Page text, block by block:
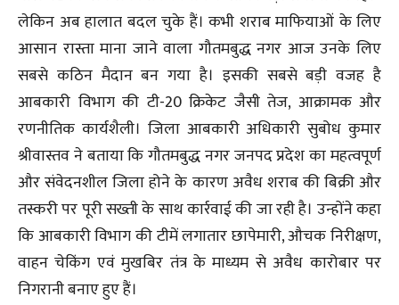
लेकिन अब हालात बदल चुके हैं। कभी शराब माफियाओं के लिए
आसान रास्ता माना जाने वाला गौतमबुद्ध नगर आज उनके लिए
सबसे कठिन मैदान बन गया है। इसकी सबसे बड़ी वजह है
आबकारी विभाग की टी-20 क्रिकेट जैसी तेज, आक्रामक और
रणनीतिक कार्यशैली। जिला आबकारी अधिकारी सुबोध कुमार
श्रीवास्तव ने बताया कि गौतमबुद्ध नगर जनपद प्रदेश का महत्वपूर्ण
और संवेदनशील जिला होने के कारण अवैध शराब की बिक्री और
तस्करी पर पूरी सख्ती के साथ कार्रवाई की जा रही है। उन्होंने कहा
कि आबकारी विभाग की टीमें लगातार छापेमारी, औचक निरीक्षण,
वाहन चेकिंग एवं मुखबिर तंत्र के माध्यम से अवैध कारोबार पर
निगरानी बनाए हुए हैं।